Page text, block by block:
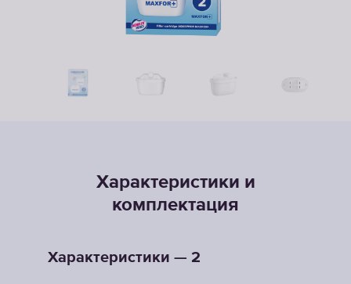
Характеристики и
комплектация
Характеристики — 2